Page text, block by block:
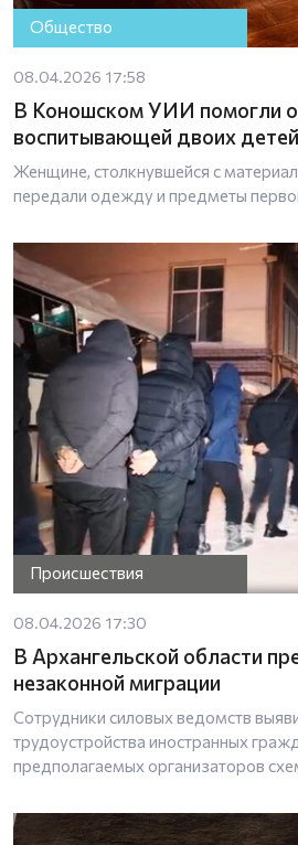
Общество
08.04.2026 17:58
В Коношском УИИ помогли
воспитывающей двоих детей
Женщине, столкнувшейся с
передали одежду и предметы
Происшествия
08.04.2026 17:30
В Архангельской области
незаконной миграции
Сотрудники силовых ведомств
трудоустройства иностранных
предполагаемых организаторов